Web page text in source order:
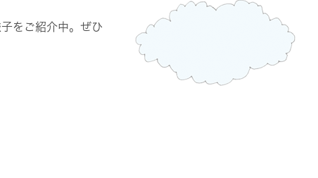
をご紹介中。ぜひ